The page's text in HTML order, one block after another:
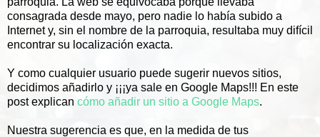
consagrada desde mayo, pero nadie lo había subido a
Internet y, sin el nombre de la parroquia, resultaba muy difícil
encontrar su localización exacta.
Y como cualquier usuario puede sugerir nuevos sitios,
decidimos añadirlo y ¡¡¡ya sale en Google Maps!!! En este
post explican cómo añadir un sitio a Google Maps.
Nuestra sugerencia es que, en la medida de tus